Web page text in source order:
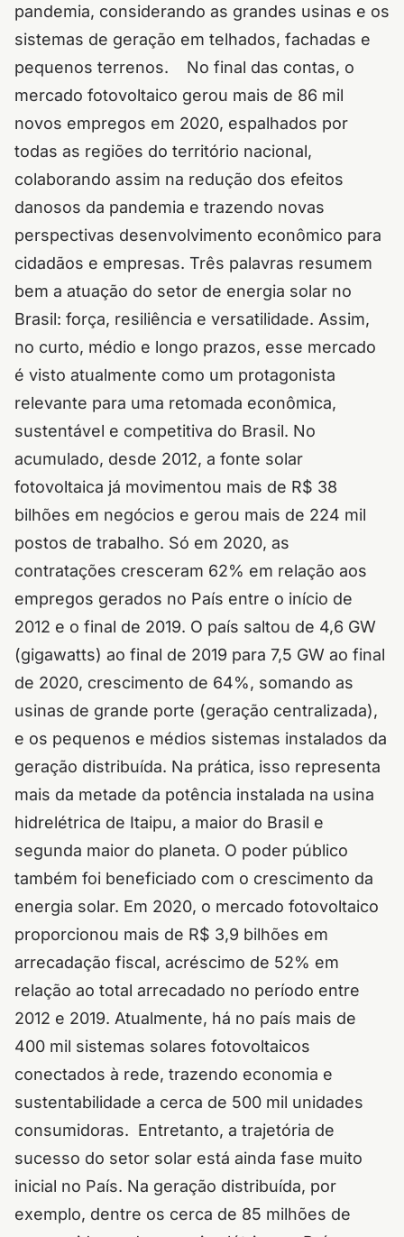
pandemia, considerando as grandes usinas e os
sistemas de geração em telhados, fachadas e
pequenos terrenos.
No final das contas, o
mercado fotovoltaico gerou mais de 86 mil
novos empregos em 2020, espalhados por
todas as regiões do território nacional,
colaborando assim na redução dos efeitos
danosos da pandemia e trazendo novas
perspectivas desenvolvimento econômico para
cidadãos e empresas. Três palavras resumem
bem a atuação do setor de energia solar no
Brasil: força, resiliência e versatilidade. Assim,
no curto, médio e longo prazos, esse mercado
é visto atualmente como um protagonista
relevante para uma retomada econômica,
sustentável e competitiva do Brasil. No
acumulado, desde 2012, a fonte solar
fotovoltaica já movimentou mais de R$ 38
bilhões em negócios e gerou mais de 224 mil
postos de trabalho. Só em 2020, as
contratações cresceram 62% em relação aos
empregos gerados no País entre o início de
2012 e o final de 2019. O país saltou de 4,6 GW
(gigawatts) ao final de 2019 para 7,5 GW ao final
de 2020, crescimento de 64%, somando as
usinas de grande porte (geração centralizada),
e os pequenos e médios sistemas instalados da
geração distribuída. Na prática, isso representa
mais da metade da potência instalada na usina
hidrelétrica de Itaipu, a maior do Brasil e
segunda maior do planeta. O poder público
também foi beneficiado com o crescimento da
energia solar. Em 2020, o mercado fotovoltaico
proporcionou mais de R$ 3,9 bilhões em
arrecadação fiscal, acréscimo de 52% em
relação ao total arrecadado no período entre
2012 e 2019. Atualmente, há no país mais de
400 mil sistemas solares fotovoltaicos
conectados à rede, trazendo economia e
sustentabilidade a cerca de 500 mil unidades
consumidoras. Entretanto, a trajetória de
sucesso do setor solar está ainda fase muito
inicial no País. Na geração distribuída, por
exemplo, dentre os cerca de 85 milhões de